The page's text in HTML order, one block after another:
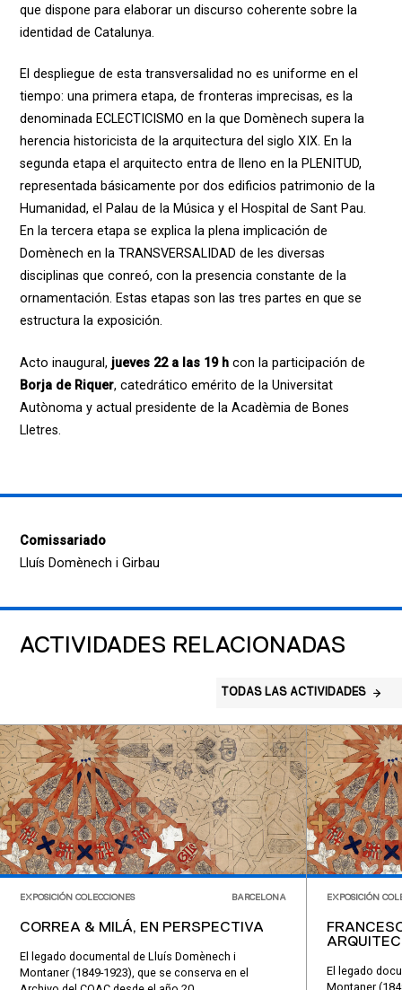
que dispone para elaborar un discurso coherente sobre la
identidad de Catalunya.
El despliegue de esta transversalidad no es uniforme en el
tiempo: una primera etapa, de fronteras imprecisas, es la
denominada ECLECTICISMO en la que Domènech supera la
herencia historicista de la arquitectura del siglo XIX. En la
segunda etapa el arquitecto entra de lleno en la PLENITUD,
representada básicamente por dos edificios patrimonio de la
Humanidad, el Palau de la Música y el Hospital de Sant Pau.
En la tercera etapa se explica la plena implicación de
Domènech en la TRANSVERSALIDAD de les diversas
disciplinas que conreó, con la presencia constante de la
ornamentación. Estas etapas son las tres partes en que se
estructura la exposición.
Acto inaugural, jueves 22 a las 19 hcon la participación de
Borja de Riquer, catedrático emérito de la Universitat
Autònoma y actual presidente de la Acadèmia de Bones
Lletres.
Comissariado
Lluís Domènech i Girbau
ACTIVIDADES RELACIONADAS
TODAS LAS ACTIVIDADES
EXPOSICIÓN COLECCIONES BARCELONA
CORREA & MILÁ, EN PERSPECTIVA
El legado documental de Lluís Domènech i
Montaner (1849-1923), que se conserva en el
EXPOSICIÓN
El legado
Montaner